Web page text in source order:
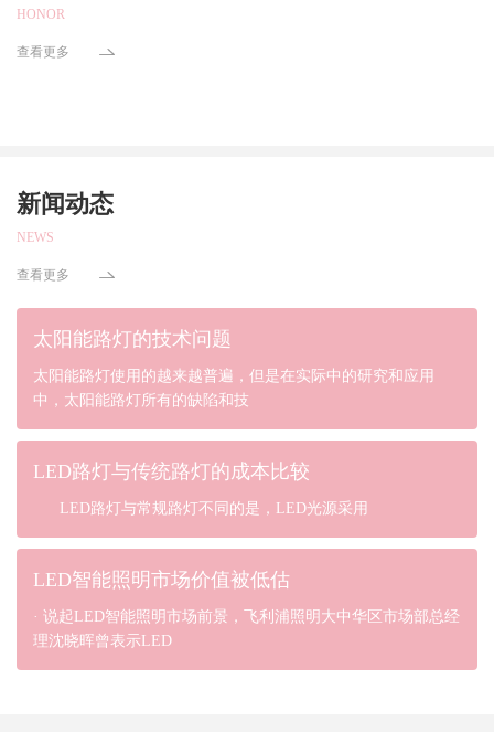
HONOR
查看更多
新闻动态
NEWS
查看更多
太阳能路灯的技术问题
太阳能路灯使用的越来越普遍，但是在实际中的研究和应用
中，太阳能路灯所有的缺陷和技
LED路灯与传统路灯的成本比较
LED路灯与常规路灯不同的是，LED光源采用
LED智能照明市场价值被低估
· 说起LED智能照明市场前景，飞利浦照明大中华区市场部总经
理沈晓晖曾表示LED